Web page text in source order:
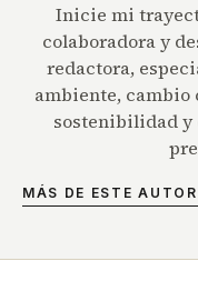
Inicie mi
colaboradora y
redactora,
ambiente, cambio
sostenibilidad y
MÁS DE ESTE